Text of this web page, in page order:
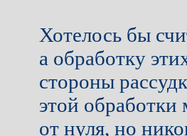
Хотелось бы
а обработку
стороны
этой
от нуля, но